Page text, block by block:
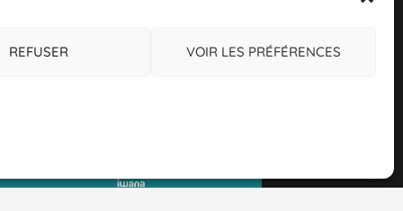
REFUSER VOIR LES PRÉFÉRENCES